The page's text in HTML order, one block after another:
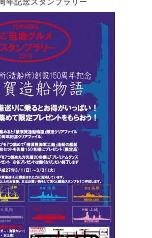
年記念スタンプラリー